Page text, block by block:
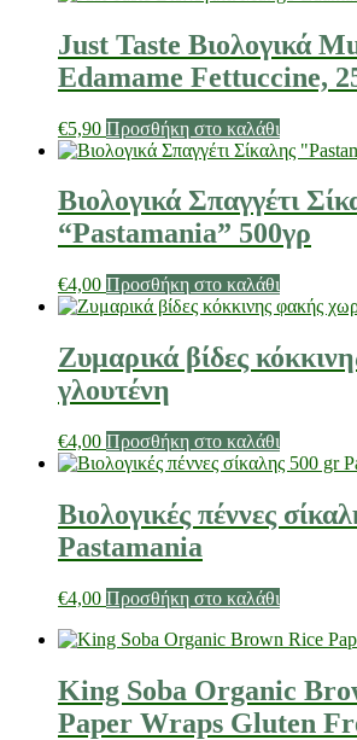
Just Taste Βιολογικά
Edamame Fettuccine,
€5,90 Προσθήκη στο καλάθι
Βιολογικά Σπαγγέτι
“Pastamania” 500γρ
€4,00 Προσθήκη στο καλάθι
Ζυμαρικά βίδες
γλουτένη
€4,00 Προσθήκη στο καλάθι
Βιολογικές πέννες
Pastamania
€4,00 Προσθήκη στο καλάθι
King Soba Organic
Paper Wraps Gluten